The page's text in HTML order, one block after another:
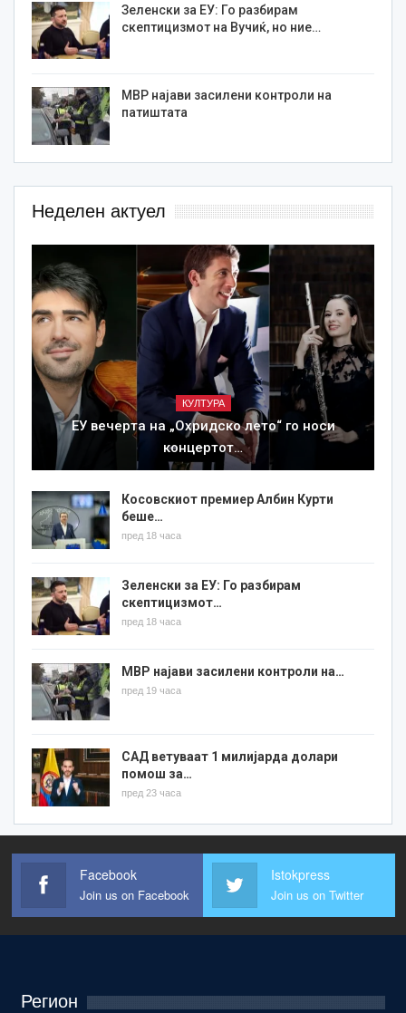
Зеленски за ЕУ: Го разбирам
скептицизмот на Вучиќ, но ние…
МВР најави засилени контроли на
патиштата
Неделен актуел
КУЛТУРА
ЕУ вечерта на „Охридско лето“ го носи
концертот…
Косовскиот премиер Албин Курти
беше…
пред 18 часа
Зеленски за ЕУ: Го разбирам
скептицизмот…
пред 18 часа
МВР најави засилени контроли на…
пред 19 часа
САД ветуваат 1 милијарда долари
помош за…
пред 23 часа
Facebook
Join us on Facebook
Istokpress
Join us on Twitter
Регион